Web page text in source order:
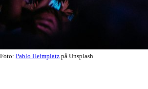
Foto: Pablo Heimplatz på Unsplash